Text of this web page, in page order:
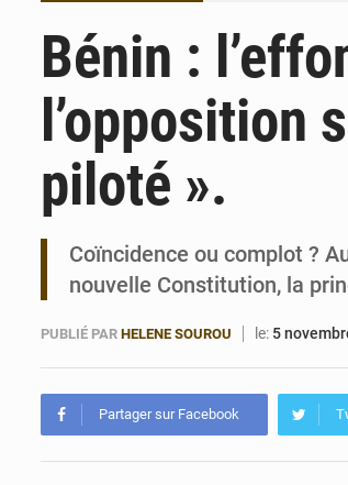
6 août 2026
6 août 2026
Bénin :
l’opposition
piloté ».
Coïncidence ou complot ?
nouvelle Constitution, la
PUBLIÉ PAR HELENE SOUROU le: 5
Partager sur Facebook